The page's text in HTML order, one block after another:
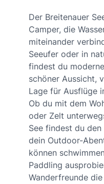
Der Breitenauer
Camper, die
miteinander
Seeufer oder in
findest du moderne
schöner Aussicht,
Lage für Ausflüge
Ob du mit dem
oder Zelt
See findest du
dein Outdoor-
können
Paddling
Wanderfreunde